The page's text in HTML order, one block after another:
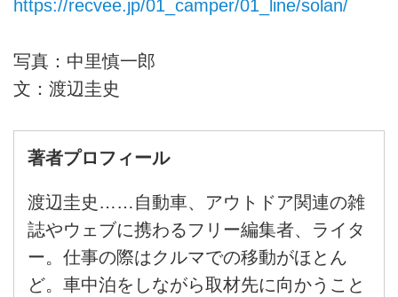
https://recvee.jp/01_camper/01_line/solan/
写真：中里慎一郎
文：渡辺圭史
著者プロフィール
渡辺圭史……自動車、アウトドア関連の雑
誌やウェブに携わるフリー編集者、ライタ
ー。仕事の際はクルマでの移動がほとん
ど。車中泊をしながら取材先に向かうこと